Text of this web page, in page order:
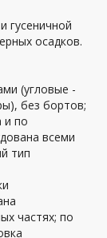
гусеничной
осадков.
(угловые -
без бортов;
и по
всеми
тип
частях; по